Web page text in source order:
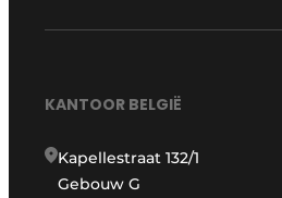
KANTOOR BELGIË
Kapellestraat 132/1
Gebouw G